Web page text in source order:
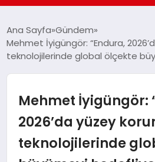
GÜNDEM
DÜNYA
EĞITIM
Ana Sayfa Gündem
Mehmet İyigüngör: “Endura,
teknolojilerinde global ölçekte
Mehmet İyigüngör:
2026’da yüzey
teknolojilerinde